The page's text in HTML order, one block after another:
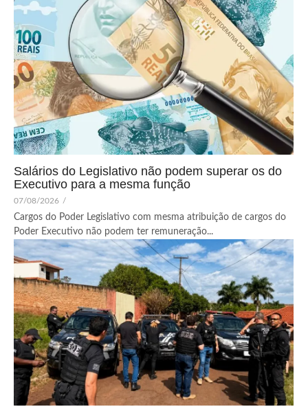
Salários do Legislativo não podem superar os do
Executivo para a mesma função
07/08/2026 /
Cargos do Poder Legislativo com mesma atribuição de cargos do
Poder Executivo não podem ter remuneração...